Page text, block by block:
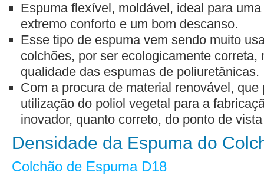
Espuma flexível, moldável, ideal para
extremo conforto e um bom descanso.
Esse tipo de espuma vem sendo muito
colchões, por ser ecologicamente correta,
qualidade das espumas de poliuretânicas.
Com a procura de material renovável,
utilização do poliol vegetal para a
inovador, quanto correto, do ponto de
Densidade da Espuma do
Colchão de Espuma D18